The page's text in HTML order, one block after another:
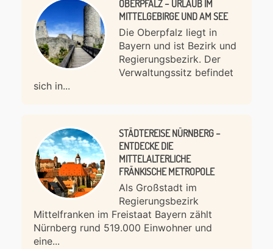
OBERPFALZ – URLAUB IM
MITTELGEBIRGE UND AM SEE
Die Oberpfalz liegt in
Bayern und ist Bezirk und
Regierungsbezirk. Der
Verwaltungssitz befindet
sich in...
STÄDTEREISE NÜRNBERG –
ENTDECKE DIE
MITTELALTERLICHE
FRÄNKISCHE METROPOLE
Als Großstadt im
Regierungsbezirk
Mittelfranken im Freistaat Bayern zählt
Nürnberg rund 519.000 Einwohner und
eine...